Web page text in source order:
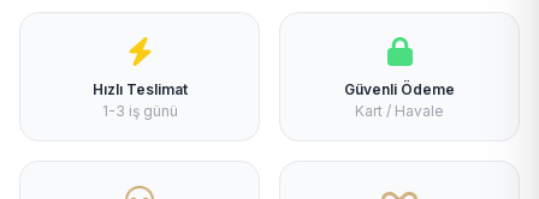
Hızlı Teslimat
1-3 iş günü
Güvenli Ödeme
Kart / Havale